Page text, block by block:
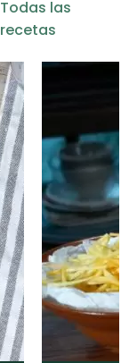
Todas las
recetas